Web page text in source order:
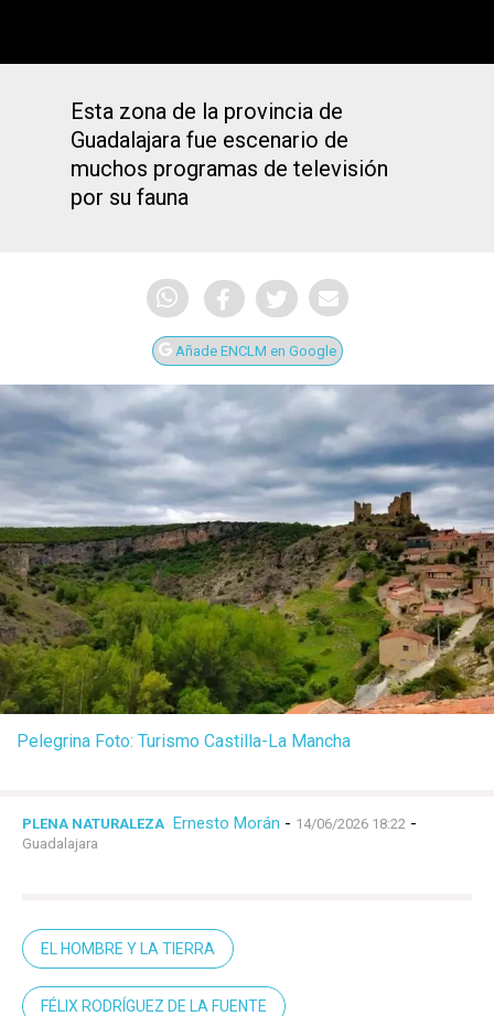
Esta zona de la provincia de
Guadalajara fue escenario de
muchos programas de televisión
por su fauna
Añade ENCLM en Google
Pelegrina Foto: Turismo Castilla-La Mancha
PLENA NATURALEZA Ernesto Morán - 14/06/2026 18:22 -
Guadalajara
EL HOMBRE Y LA TIERRA
FÉLIX RODRÍGUEZ DE LA FUENTE